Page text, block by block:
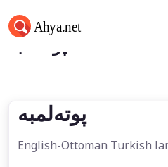
پوته‌لمبه
پوته‌لمبه